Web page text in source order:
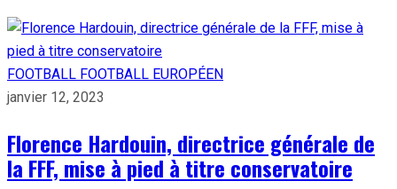
FOOTBALL FOOTBALL EUROPÉEN
janvier 12, 2023
Florence Hardouin, directrice générale de
la FFF, mise à pied à titre conservatoire